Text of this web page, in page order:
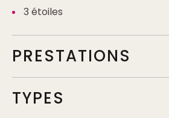
3 étoiles
PRESTATIONS
TYPES